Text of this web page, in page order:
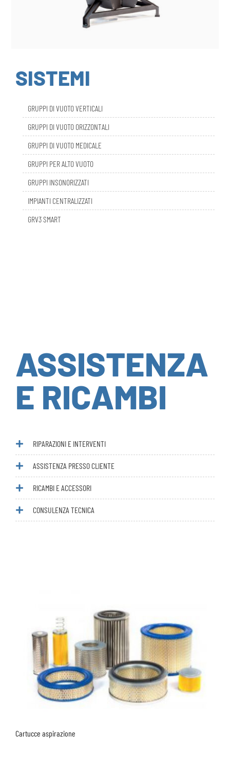
SISTEMI
GRUPPI DI VUOTO VERTICALI
GRUPPI DI VUOTO ORIZZONTALI
GRUPPI DI VUOTO MEDICALE
GRUPPI PER ALTO VUOTO
GRUPPI INSONORIZZATI
IMPIANTI CENTRALIZZATI
GRV3 SMART
ASSISTENZA
E RICAMBI
RIPARAZIONI E INTERVENTI
ASSISTENZA PRESSO CLIENTE
RICAMBI E ACCESSORI
CONSULENZA TECNICA
Cartucce aspirazione